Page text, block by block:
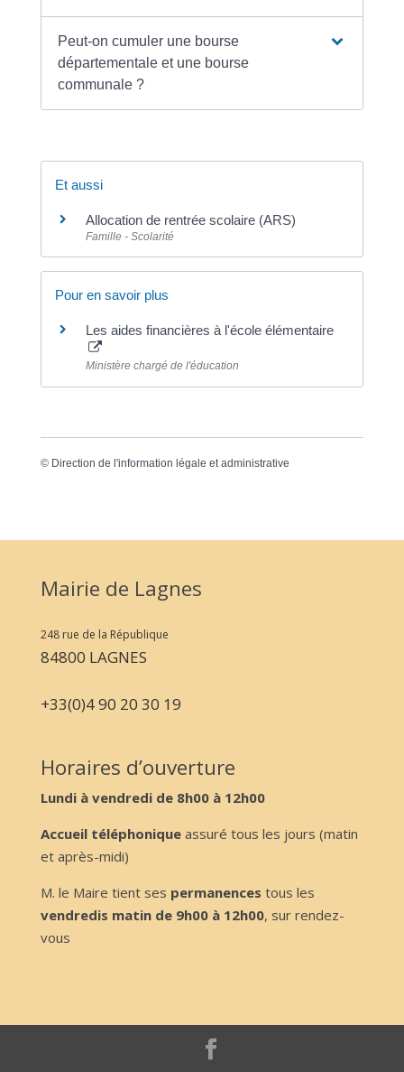
Peut-on cumuler une bourse
départementale et une bourse
communale ?
Et aussi
Allocation de rentrée scolaire (ARS)
Famille - Scolarité
Pour en savoir plus
Les aides financières à l'école élémentaire
Ministère chargé de l'éducation
© Direction de l'information légale et administrative
Mairie de Lagnes
248 rue de la République
84800 LAGNES
+33(0)4 90 20 30 19
Horaires d’ouverture
Lundi à vendredi de 8h00 à 12h00
Accueil téléphoniqueassuré tous les jours (matin
et après-midi)
M. le Maire tient ses permanences tous les
vendredis matin de 9h00 à 12h00, sur rendez-
vous